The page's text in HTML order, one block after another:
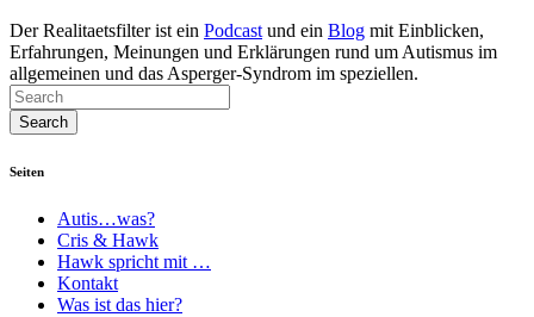
Der Realitaetsfilter ist ein Podcastund ein Blog mit Einblicken,
Erfahrungen, Meinungen und Erklärungen rund um Autismus im
allgemeinen und das Asperger-Syndrom im speziellen.
Seiten
Autis…was?
Cris & Hawk
Hawk spricht mit …
Kontakt
Was ist das hier?